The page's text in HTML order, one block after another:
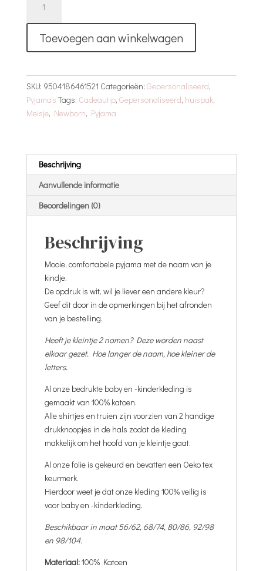
Naam
Setje
Naam
aantal
Toevoegen aan winkelwagen
SKU: 9504186461521 Categorieën: Gepersonaliseerd,
Pyjama's Tags: Cadeautip, Gepersonaliseerd, huispak,
Meisje, Newborn, Pyjama
Beschrijving
Aanvullende informatie
Beoordelingen (0)
Beschrijving
Mooie, comfortabele pyjama met de naam van je
kindje.
De opdruk is wit, wil je liever een andere kleur?
Geef dit door in de opmerkingen bij het afronden
van je bestelling.
Heeft je kleintje 2 namen? Deze worden naast
elkaar gezet. Hoe langer de naam, hoe kleiner de
letters.
Al onze bedrukte baby en -kinderkleding is
gemaakt van 100% katoen.
Alle shirtjes en truien zijn voorzien van 2 handige
drukknoopjes in de hals zodat de kleding
makkelijk om het hoofd van je kleintje gaat.
Al onze folie is gekeurd en bevatten een Oeko tex
keurmerk.
Hierdoor weet je dat onze kleding 100% veilig is
voor baby en -kinderkleding.
Beschikbaar in maat 56/62, 68/74, 80/86, 92/98
en 98/104.
Materiaal:100% Katoen